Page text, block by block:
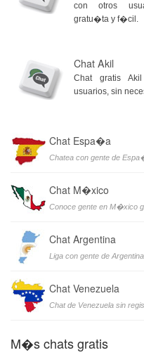
con otros
gratu�ta y f�cil.
Chat Akil
Chat gratis
usuarios, sin
Chat Espa�a
Chatea con gente de
Chat M�xico
Conoce gente en M�xico
Chat Argentina
Liga con gente de Argentina.
Chat Venezuela
Chat de Venezuela sin
M�s chats gratis